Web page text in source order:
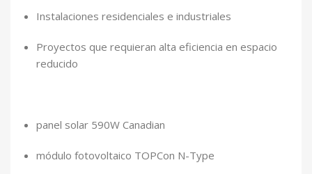
Instalaciones residenciales e industriales
Proyectos que requieran alta eficiencia en espacio
reducido
panel solar 590W Canadian
módulo fotovoltaico TOPCon N-Type